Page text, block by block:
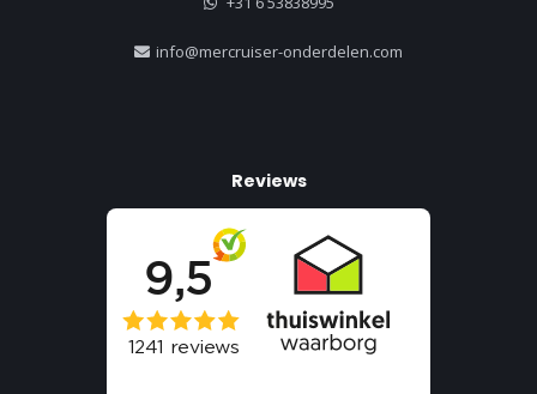
info@mercruiser-onderdelen.com
Reviews